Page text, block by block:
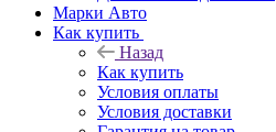
Марки Авто
Как купить
Назад
Как купить
Условия оплаты
Условия доставки